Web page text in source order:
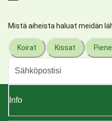
Mistä aiheista haluat meidän
Koirat Kissat
Info